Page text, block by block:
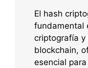
El hash
fundamental
criptografía y
blockchain,
esencial